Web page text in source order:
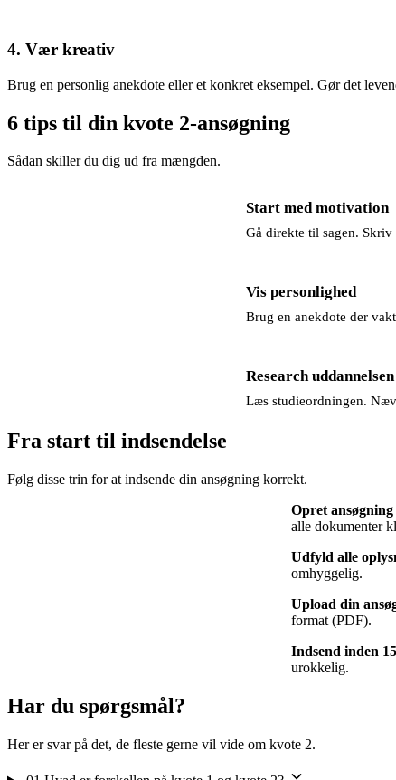
4. Vær kreativ
Brug en personlig anekdote eller et konkret eksempel. Gør det
6 tips til din kvote 2-ansøgning
Sådan skiller du dig ud fra mængden.
Start med motivation
Gå direkte til sagen.
Vis personlighed
Brug en anekdote der
Research uddannelsen
Læs studieordningen.
Fra start til indsendelse
Følg disse trin for at indsende din ansøgning korrekt.
Opret
alle dokumenter
Udfyld alle
omhyggelig.
Upload din
format (PDF).
Indsend inden
urokkelig.
Har du spørgsmål?
Her er svar på det, de fleste gerne vil vide om kvote 2.